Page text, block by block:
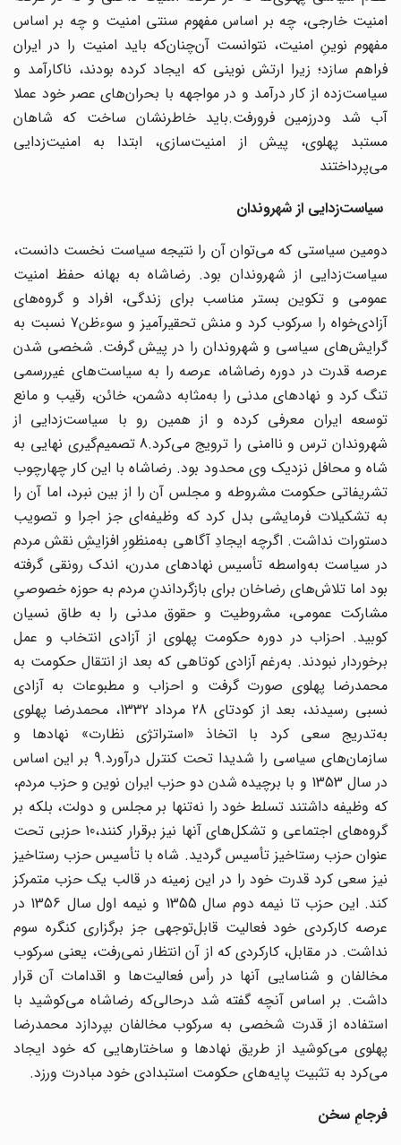
امنیت خارجی، چه بر اساس مفهوم سنتی امنیت و چه بر اساس
مفهوم نوینِ امنیت، نتوانست آن‌چنان‌که باید امنیت را در ایران
فراهم سازد؛ زیرا ارتش نوینی که ایجاد کرده بودند، ناکارآمد و
سیاست‌زده از کار درآمد و در مواجهه با بحران‌های عصر خود عملا
آب شد ودرزمین فرورفت.باید خاطرنشان ساخت که شاهان
مستبد پهلوی، پیش از امنیت‌سازی، ابتدا به امنیت‌زدایی
می‌پرداختند
سیاست‌زدایی از شهروندان
دومین سیاستی که می‌توان آن را نتیجه سیاست نخست دانست،‌
سیاست‌زدایی از شهروندان بود. رضاشاه به بهانه حفظ امنیت
عمومی و تکوین بستر مناسب برای زندگی، افراد و گروه‌های
آزادی‌خواه را سرکوب کرد و منش تحقیرآمیز و سوءظن7 نسبت به
گرایش‌های سیاسی و شهروندان را در پیش گرفت. شخصی شدن
عرصه قدرت در دوره رضاشاه، عرصه را به سیاست‌های غیررسمی
تنگ کرد و نهادهای مدنی را به‌مثابه دشمن، خائن، رقیب و مانع
توسعه ایران معرفی کرده و از همین رو با سیاست‌زدایی از
شهروندان ترس و ناامنی را ترویج می‌کرد.8 تصمیم‌گیری نهایی به
شاه و محافل نزدیک وی محدود بود. رضاشاه با این کار چهارچوب
تشریفاتی حکومت مشروطه و مجلس آن را از بین نبرد، اما آن را
به تشکیلات فرمایشی بدل کرد که وظیفه‌ای جز اجرا و تصویب
دستورات نداشت. اگرچه ایجادِ آگاهی به‌منظورِ افزایشِ نقش مردم
در سیاست به‌واسطه تأسیس نهادهای مدرن، اندک رونقی گرفته
بود اما تلاش‌های رضاخان برای بازگرداندنِ مردم به حوزه خصوصیِ
مشارکت عمومی، مشروطیت و حقوق مدنی را به طاق نسیان
کوبید. احزاب در دوره حکومت پهلوی از آزادی انتخاب و عمل
برخوردار نبودند. به‌رغم آزادی کوتاهی که بعد از انتقال حکومت به
محمدرضا پهلوی صورت گرفت و احزاب و مطبوعات به آزادی
نسبی رسیدند، بعد از کودتای 28 مرداد 1332، محمدرضا پهلوی
به‌تدریج سعی کرد با اتخاذ «استراتژی نظارت» نهادها و
سازمان‌های سیاسی را شدیدا تحت کنترل درآورد.9 بر این اساس
در سال 1353 و با برچیده شدن دو حزب ایران نوین و حزب مردم،
که وظیفه داشتند تسلط خود را نه‌تنها بر مجلس و دولت، بلکه بر
گروه‌های اجتماعی و تشکل‌های آنها نیز برقرار کنند،10 حزبی تحت
عنوان حزب رستاخیز تأسیس گردید. شاه با تأسیس حزب رستاخیز
نیز سعی کرد قدرت خود را در این زمینه در قالب یک حزب متمرکز
کند. این حزب تا نیمه دوم سال 1355 و نیمه اول سال 1356 در
عرصه کارکردی خود فعالیت قابل‌توجهی جز برگزاری کنگره سوم
نداشت. در مقابل، کارکردی که از آن انتظار نمی‌رفت، یعنی سرکوب
مخالفان و شناسایی آنها در رأس فعالیت‌ها و اقدامات آن قرار
داشت. بر اساس آنچه گفته شد درحالی‌که رضاشاه می‌کوشید با
استفاده از قدرت شخصی به سرکوب مخالفان بپردازد محمدرضا
پهلوی می‌کوشید از طریق نهادها و ساختارهایی که خود ایجاد
می‌کرد به تثبیت پایه‌های حکومت استبدادی خود مبادرت ورزد.
فرجامِ سخن